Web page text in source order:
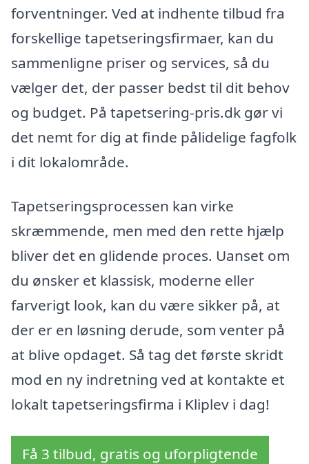
forventninger. Ved at indhente tilbud fra
forskellige tapetseringsfirmaer, kan du
sammenligne priser og services, så du
vælger det, der passer bedst til dit behov
og budget. På tapetsering-pris.dk gør vi
det nemt for dig at finde pålidelige fagfolk
i dit lokalområde.
Tapetseringsprocessen kan virke
skræmmende, men med den rette hjælp
bliver det en glidende proces. Uanset om
du ønsker et klassisk, moderne eller
farverigt look, kan du være sikker på, at
der er en løsning derude, som venter på
at blive opdaget. Så tag det første skridt
mod en ny indretning ved at kontakte et
lokalt tapetseringsfirma i Kliplev i dag!
Få 3 tilbud, gratis og uforpligtende